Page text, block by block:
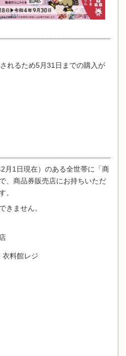
れるため5月31日までの購入が
月1日現在）のある全世帯に「商
、商品券販売店にお持ちいただ
。
きません。
衣料館レジ